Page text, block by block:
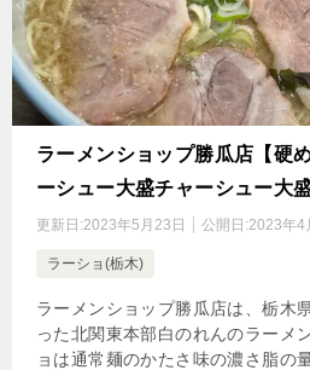
ラーメンショップ勝瓜店【硬
ーシュー大盛チャーシュー大
更新日:2023年5月23日 公開日:2023年4
ラーショ(栃木)
ラーメンショップ勝瓜店は、栃木
った北関東本部白のれんのラーメ
ョは通常麺のかたさ味の濃さ脂の